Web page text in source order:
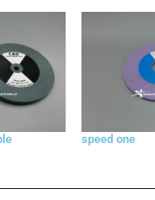
speed one